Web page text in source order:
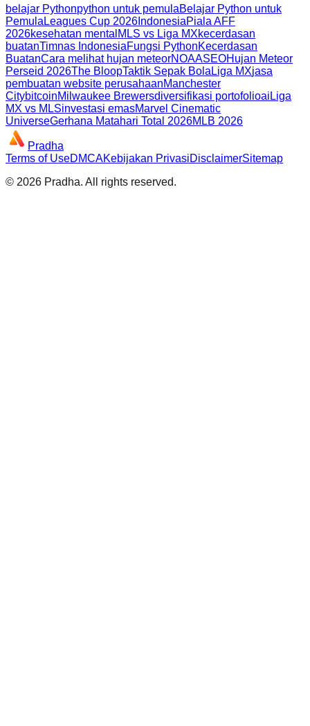
belajar Pythonpython untuk pemulaBelajar Python untuk
Pemula Leagues Cup 2026 IndonesiaPiala AFF
2026kesehatan mental MLS vs Liga MXkecerdasan
buatanTimnas IndonesiaFungsi PythonKecerdasan
BuatanCara melihat hujan meteorNOAASEOHujan Meteor
Perseid 2026The BloopTaktik Sepak Bola Liga MXjasa
pembuatan website perusahaanManchester
CitybitcoinMilwaukee Brewersdiversifikasi portofolioai Liga
MX vs MLSinvestasi emasMarvel Cinematic
UniverseGerhana Matahari Total 2026MLB 2026
Pradha
Terms of UseDMCAKebijakan PrivasiDisclaimerSitemap
© 2026 Pradha. All rights reserved.